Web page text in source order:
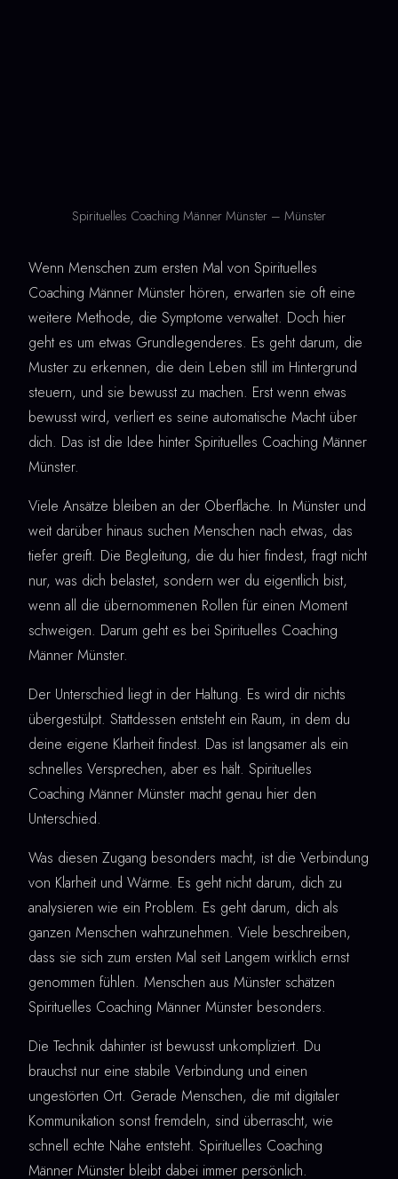
Spirituelles Coaching Männer Münster – Münster
Wenn Menschen zum ersten Mal von Spirituelles
Coaching Männer Münster hören, erwarten sie oft eine
weitere Methode, die Symptome verwaltet. Doch hier
geht es um etwas Grundlegenderes. Es geht darum, die
Muster zu erkennen, die dein Leben still im Hintergrund
steuern, und sie bewusst zu machen. Erst wenn etwas
bewusst wird, verliert es seine automatische Macht über
dich. Das ist die Idee hinter Spirituelles Coaching Männer
Münster.
Viele Ansätze bleiben an der Oberfläche. In Münster und
weit darüber hinaus suchen Menschen nach etwas, das
tiefer greift. Die Begleitung, die du hier findest, fragt nicht
nur, was dich belastet, sondern wer du eigentlich bist,
wenn all die übernommenen Rollen für einen Moment
schweigen. Darum geht es bei Spirituelles Coaching
Männer Münster.
Der Unterschied liegt in der Haltung. Es wird dir nichts
übergestülpt. Stattdessen entsteht ein Raum, in dem du
deine eigene Klarheit findest. Das ist langsamer als ein
schnelles Versprechen, aber es hält. Spirituelles
Coaching Männer Münster macht genau hier den
Unterschied.
Was diesen Zugang besonders macht, ist die Verbindung
von Klarheit und Wärme. Es geht nicht darum, dich zu
analysieren wie ein Problem. Es geht darum, dich als
ganzen Menschen wahrzunehmen. Viele beschreiben,
dass sie sich zum ersten Mal seit Langem wirklich ernst
genommen fühlen. Menschen aus Münster schätzen
Spirituelles Coaching Männer Münster besonders.
Die Technik dahinter ist bewusst unkompliziert. Du
brauchst nur eine stabile Verbindung und einen
ungestörten Ort. Gerade Menschen, die mit digitaler
Kommunikation sonst fremdeln, sind überrascht, wie
schnell echte Nähe entsteht. Spirituelles Coaching
Männer Münster bleibt dabei immer persönlich.